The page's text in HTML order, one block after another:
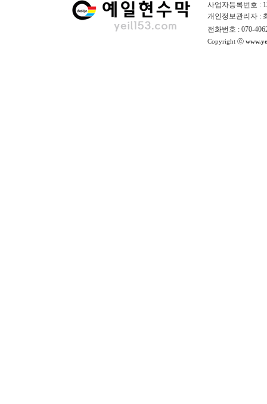
사업자등록번호 :
개인정보관리자 :
전화번호 : 070-
Copyright ⓒ